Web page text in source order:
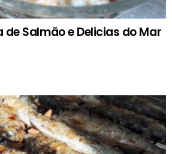
Salmão e Delicias do Mar